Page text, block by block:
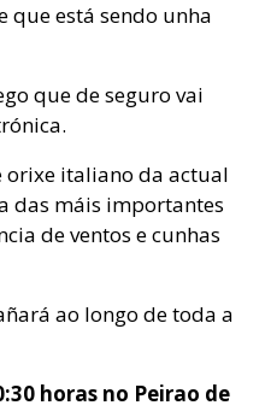
que está sendo unha
que de seguro vai
orixe italiano da actual
das máis importantes
de ventos e cunhas
ao longo de toda a
horas no Peirao de